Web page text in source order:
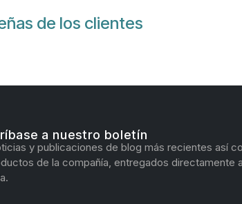
de los clientes
a nuestro boletín
y publicaciones de blog más recientes así
de la compañía, entregados directamente